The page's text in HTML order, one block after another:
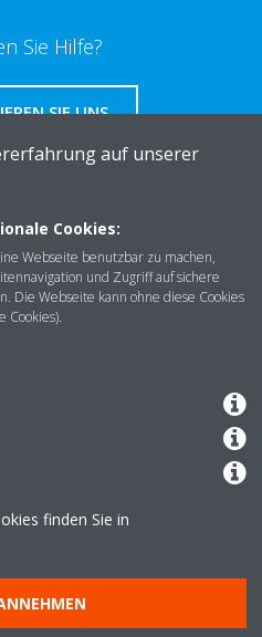
Sie Hilfe?
SIE UNS
© Daikin
auf unserer
Cookies:
Webseite benutzbar zu machen,
und Zugriff auf sichere
Die Webseite kann ohne diese Cookies
Cookies).
finden Sie in